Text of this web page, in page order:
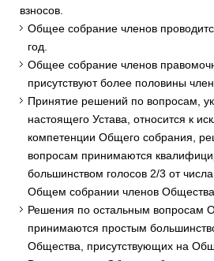
взносов.
Общее собрание членов
год.
Общее собрание членов
присутствуют более половины
Принятие решений по вопросам,
настоящего Устава, относится к
компетенции Общего собрания,
вопросам принимаются
большинством голосов 2/3 от
Общем собрании членов Общества.
Решения по остальным вопросам
принимаются простым
Общества, присутствующих на